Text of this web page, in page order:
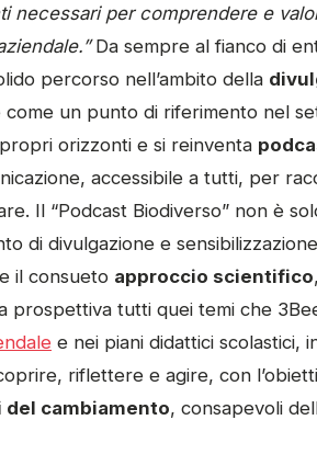
necessari per comprendere e
Da sempre al fianco di
percorso nell’ambito della
come un punto di riferimento nel
orizzonti e si reinventa
accessibile a tutti, per
Il “Podcast Biodiverso” non è
di divulgazione e
il consueto approccio scientifico
prospettiva tutti quei temi che
e nei piani didattici scolastici,
riflettere e agire, con
del cambiamento, consapevoli